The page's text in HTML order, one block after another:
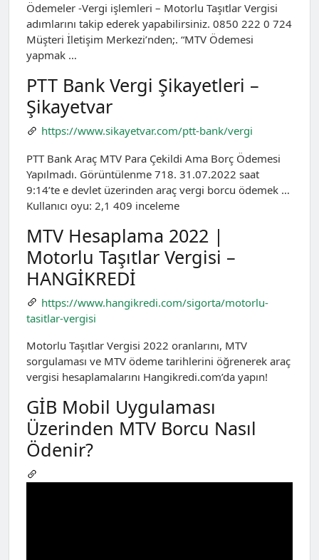
Ödemeler -Vergi işlemleri – Motorlu Taşıtlar Vergisi
adımlarını takip ederek yapabilirsiniz. 0850 222 0 724
Müşteri İletişim Merkezi’nden;. “MTV Ödemesi
yapmak …
PTT Bank Vergi Şikayetleri –
Şikayetvar
https://www.sikayetvar.com/ptt-bank/vergi
PTT Bank Araç MTV Para Çekildi Ama Borç Ödemesi
Yapılmadı. Görüntülenme 718. 31.07.2022 saat
9:14’te e devlet üzerinden araç vergi borcu ödemek …
Kullanıcı oyu: 2,1 409 inceleme
MTV Hesaplama 2022 |
Motorlu Taşıtlar Vergisi –
HANGİKREDİ
https://www.hangikredi.com/sigorta/motorlu-
tasitlar-vergisi
Motorlu Taşıtlar Vergisi 2022 oranlarını, MTV
sorgulaması ve MTV ödeme tarihlerini öğrenerek araç
vergisi hesaplamalarını Hangikredi.com’da yapın!
GİB Mobil Uygulaması
Üzerinden MTV Borcu Nasıl
Ödenir?